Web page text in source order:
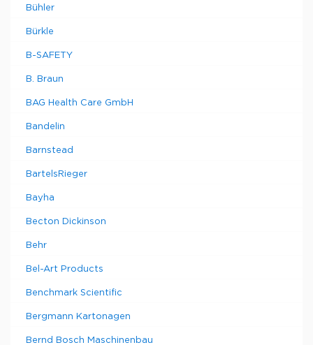
Bühler
Bürkle
B-SAFETY
B. Braun
BAG Health Care GmbH
Bandelin
Barnstead
BartelsRieger
Bayha
Becton Dickinson
Behr
Bel-Art Products
Benchmark Scientific
Bergmann Kartonagen
Bernd Bosch Maschinenbau